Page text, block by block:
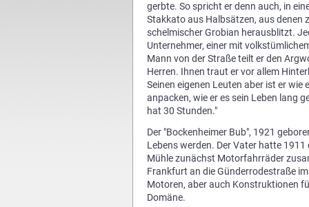
gerbte. So spricht er denn auch, in
Stakkato aus Halbsätzen, aus denen
schelmischer Grobian herausblitzt.
Unternehmer, einer mit
Mann von der Straße teilt er den
Herren. Ihnen traut er vor allem
Seinen eigenen Leuten aber ist er wie
anpacken, wie er es sein Leben lang
hat 30 Stunden."
Der "Bockenheimer Bub", 1921
Lebens werden. Der Vater hatte
Mühle zunächst Motorfahrräder
Frankfurt an die Günderrodestraße
Motoren, aber auch Konstruktionen
Domäne.